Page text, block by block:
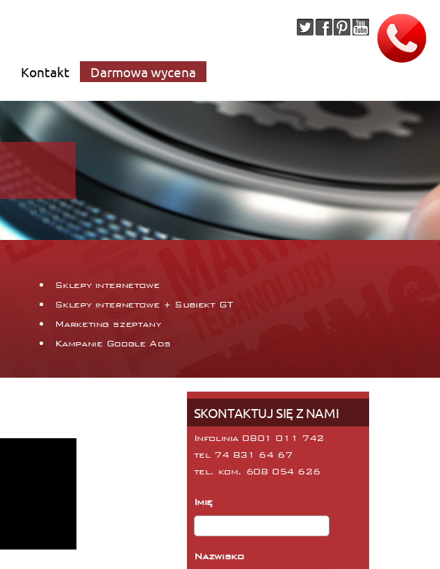
Kontakt Darmowa wycena
Sklepy internetowe
Sklepy internetowe + Subiekt GT
Marketing szeptany
Kampanie Google Ads
SKONTAKTUJ SIĘ Z NAMI
Infolinia 0801 011 742
tel 74 831 64 67
tel. kom. 608 054 626
Imię
Nazwisko